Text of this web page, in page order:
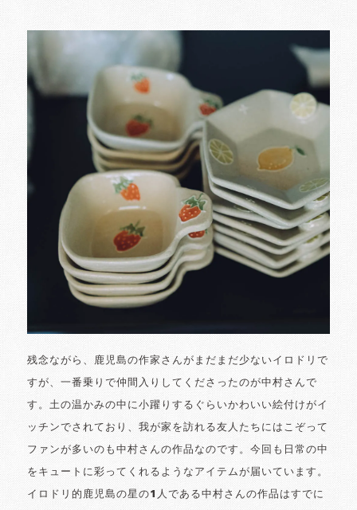
残念ながら、鹿児島の作家さんがまだまだ少ないイロドリで
すが、一番乗りで仲間入りしてくださったのが中村さんで
す。土の温かみの中に小躍りするぐらいかわいい絵付けがイ
ッチンでされており、我が家を訪れる友人たちにはこぞって
ファンが多いのも中村さんの作品なのです。今回も日常の中
をキュートに彩ってくれるようなアイテムが届いています。
イロドリ的鹿児島の星の1人である中村さんの作品はすでに